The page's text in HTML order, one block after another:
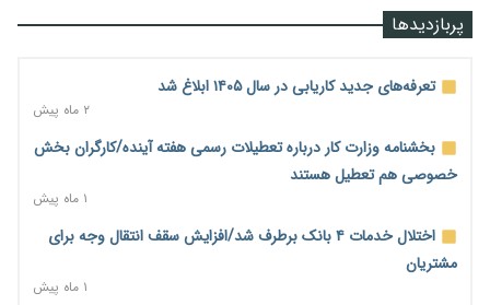
رشد ۷۵ هزار میلیاردی بازار خرید اعتباری؛ فین‌تک‌ها وارد میدان
آغاز اجرای پایلوت «ردا کارت» برای دانشجویان تحصیلات تکمیلی
۲ روز پیش
محدودیت تازه برای شبکه بانکی؛ افزایش سپرده قانونی با هدف
کنترل تورم
۲ روز پیش
پربازدیدها
تعرفه‌های جدید کاریابی در سال ۱۴۰۵ ابلاغ شد
۲ ماه پیش
بخشنامه وزارت کار درباره تعطیلات رسمی هفته آینده/کارگران بخش
خصوصی هم تعطیل هستند
۱ ماه پیش
اختلال خدمات ۴ بانک برطرف شد/افزایش سقف انتقال وجه برای
مشتریان
۱ ماه پیش